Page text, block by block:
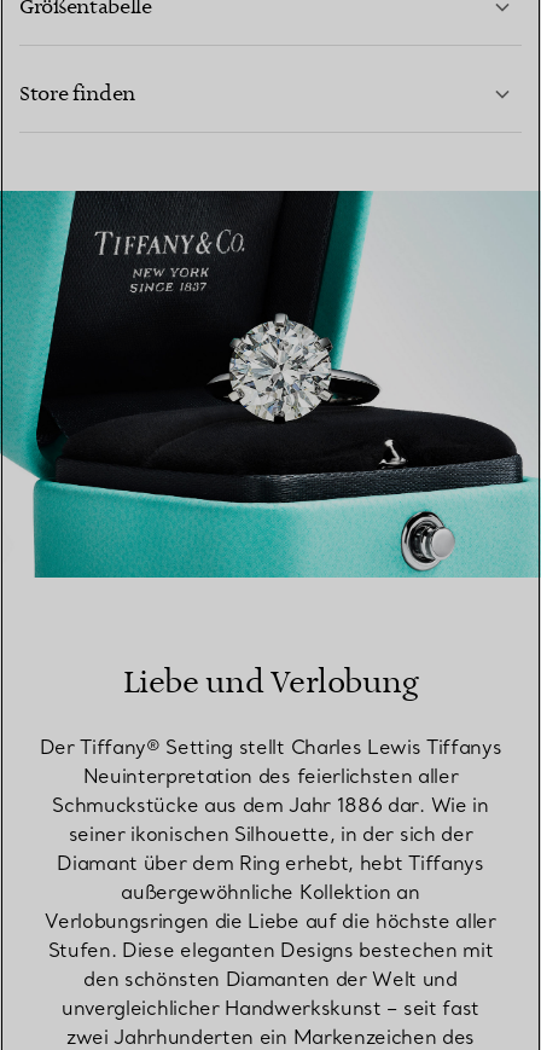
MEHR ERFAHREN
Größentabelle
Store finden
EINEN STORE IN IHRER NÄHE FINDEN
Liebe und Verlobung
Der Tiffany® Setting stellt Charles Lewis Tiffanys
Neuinterpretation des feierlichsten aller
Schmuckstücke aus dem Jahr 1886 dar. Wie in
seiner ikonischen Silhouette, in der sich der
Diamant über dem Ring erhebt, hebt Tiffanys
außergewöhnliche Kollektion an
Verlobungsringen die Liebe auf die höchste aller
Stufen. Diese eleganten Designs bestechen mit
den schönsten Diamanten der Welt und
unvergleichlicher Handwerkskunst – seit fast
zwei Jahrhunderten ein Markenzeichen des